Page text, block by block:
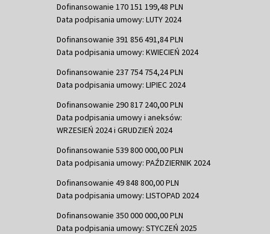
Dofinansowanie 170 151 199,48 PLN
Data podpisania umowy: LUTY 2024
Dofinansowanie 391 856 491,84 PLN
Data podpisania umowy: KWIECIEŃ 2024
Dofinansowanie 237 754 754,24 PLN
Data podpisania umowy: LIPIEC 2024
Dofinansowanie 290 817 240,00 PLN
Data podpisania umowy i aneksów:
WRZESIEŃ 2024 i GRUDZIEŃ 2024
Dofinansowanie 539 800 000,00 PLN
Data podpisania umowy: PAŹDZIERNIK 2024
Dofinansowanie 49 848 800,00 PLN
Data podpisania umowy: LISTOPAD 2024
Dofinansowanie 350 000 000,00 PLN
Data podpisania umowy: STYCZEŃ 2025